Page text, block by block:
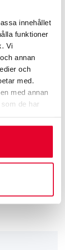
innehållet
funktioner
Vi
annan
och
med.
med annan
de har
Elavfall
Matavfall